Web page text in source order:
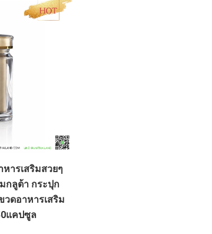
หารเสริมสวยๆ
กลูต้า กระปุก
ดอาหารเสริม
แคปซูล